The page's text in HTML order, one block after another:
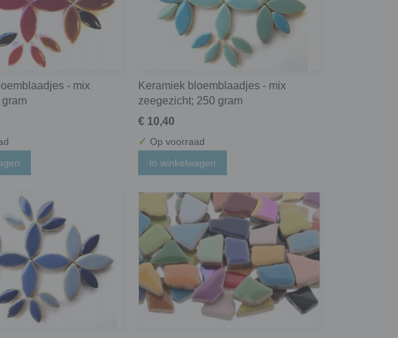
- mix
Keramiek bloemblaadjes - mix
zeegezicht; 250 gram
€ 10,40
✓ Op voorraad
In winkelwagen